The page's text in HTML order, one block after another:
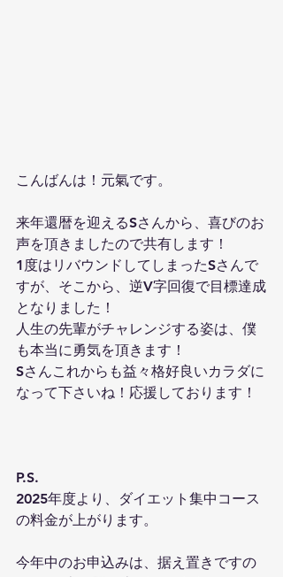
こんばんは！元氣です。
来年還暦を迎えるSさんから、喜びのお
声を頂きましたので共有します！
1度はリバウンドしてしまったSさんで
すが、そこから、逆V字回復で目標達成
となりました！
人生の先輩がチャレンジする姿は、僕
も本当に勇気を頂きます！
Sさんこれからも益々格好良いカラダに
なって下さいね！応援しております！
P.S.
2025年度より、ダイエット集中コース
の料金が上がります。
今年中のお申込みは、据え置きですの